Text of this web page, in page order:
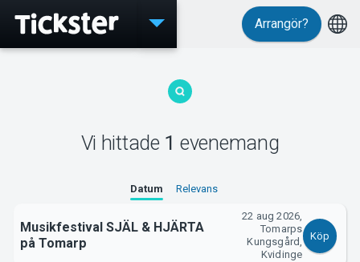
Evenemang
MyTickster
Arrangör?
Vi hittade 1 evenemang
Datum Relevans
Musikfestival SJÄL & HJÄRTA
på Tomarp
22 aug 2026,
Tomarps
Kungsgård,
Kvidinge
Köp